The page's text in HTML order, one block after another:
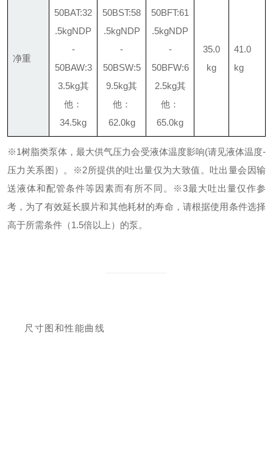
净重
50BAT:32
.5kgNDP
-
50BAW:3
3.5kg其
他：
34.5kg
50BST:58
.5kgNDP
-
50BSW:5
9.5kg其
他：
62.0kg
50BFT:61
.5kgNDP
-
50BFW:6
2.5kg其
他：
65.0kg
35.0
kg
41.0
kg
※1树脂类泵体，最大供气压力会受液体温度影响(请见液体温度-
压力关系图）。
※2所提供的吐出量仅为大致值。吐出量会因输
送液体和配管条件等因素而有所不同。
※3最大吐出量仅作参
考，为了有效延长膜片和其他耗材的寿命，请根据使用条件选择
高于所需条件（1.5倍以上）的泵。
尺寸图和性能曲线